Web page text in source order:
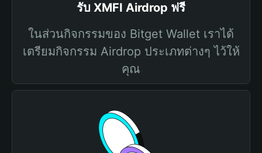
รับ XMFI Airdrop ฟรี
ในส่วนกิจกรรมของ Bitget Wallet เราได้
เตรียมกิจกรรม Airdrop ประเภทต่างๆ ไว้ให้
คุณ